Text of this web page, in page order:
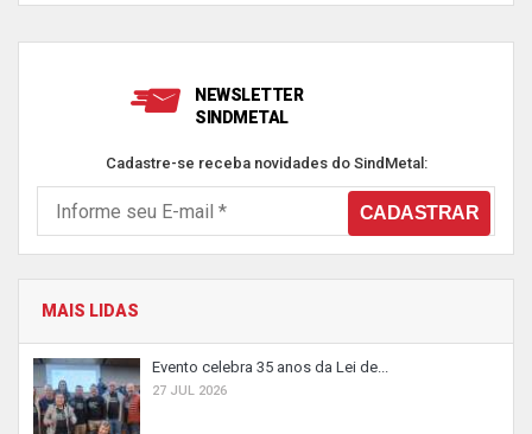
NEWSLETTER
SINDMETAL
Cadastre-se receba novidades do SindMetal:
MAIS LIDAS
Evento celebra 35 anos da Lei de...
27 JUL 2026